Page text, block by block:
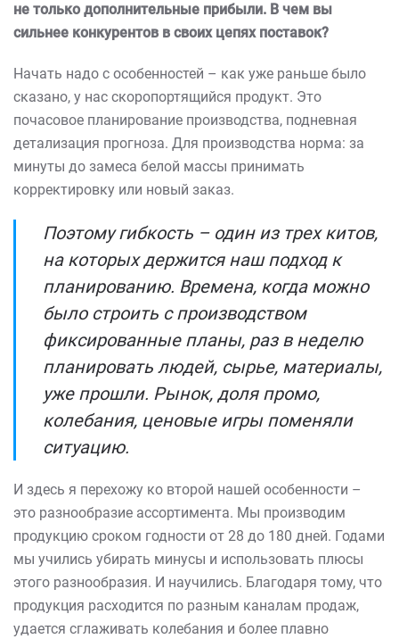
не только дополнительные прибыли. В чем вы
сильнее конкурентов в своих цепях поставок?
Начать надо с особенностей – как уже раньше было
сказано, у нас скоропортящийся продукт. Это
почасовое планирование производства, подневная
детализация прогноза. Для производства норма: за
минуты до замеса белой массы принимать
корректировку или новый заказ.
Поэтому гибкость – один из трех китов,
на которых держится наш подход к
планированию. Времена, когда можно
было строить с производством
фиксированные планы, раз в неделю
планировать людей, сырье, материалы,
уже прошли. Рынок, доля промо,
колебания, ценовые игры поменяли
ситуацию.
И здесь я перехожу ко второй нашей особенности –
это разнообразие ассортимента. Мы производим
продукцию сроком годности от 28 до 180 дней. Годами
мы учились убирать минусы и использовать плюсы
этого разнообразия. И научились. Благодаря тому, что
продукция расходится по разным каналам продаж,
удается сглаживать колебания и более плавно